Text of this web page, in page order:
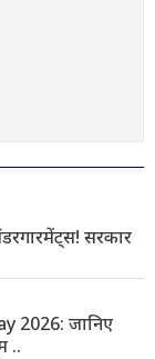
सरकार
2026: जानिए
..